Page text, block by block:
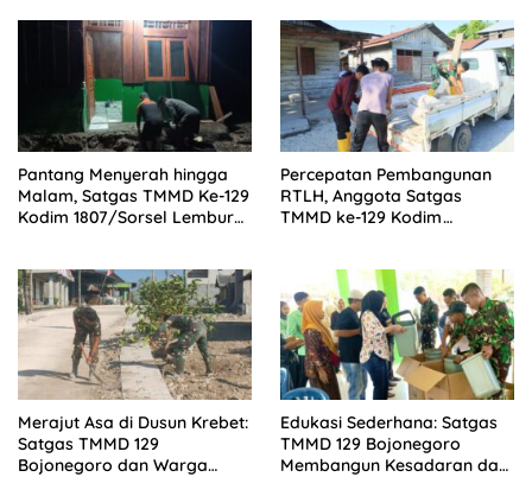
Pantang Menyerah hingga
Malam, Satgas TMMD Ke-129
Kodim 1807/Sorsel Lembur
Sesor
Percepatan Pembangunan
RTLH, Anggota Satgas
TMMD ke-129 Kodim
Merajut Asa di Dusun Krebet:
Satgas TMMD 129
Bojonegoro dan Warga
Edukasi Sederhana: Satgas
TMMD 129 Bojonegoro
Membangun Kesadaran dan